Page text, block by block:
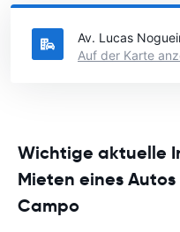
Fahrzeug mieten wollen.
Av. Lucas
Auf der Karte
Wichtige aktuelle
Mieten eines
Campo